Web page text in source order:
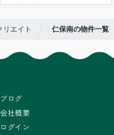
エイト 仁保南の物件一覧
ブログ
会社概要
ログイン